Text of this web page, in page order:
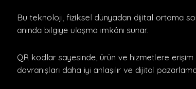
Bu teknoloji, fiziksel dünyadan dijital ortama
anında bilgiye ulaşma imkânı sunar.
QR kodlar sayesinde, ürün ve hizmetlere
davranışları daha iyi anlaşılır ve dijital